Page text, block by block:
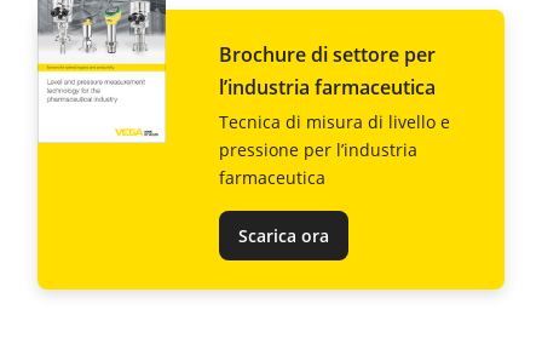
Brochure di settore per
l’industria farmaceutica
Tecnica di misura di livello e
pressione per l’industria
farmaceutica
Scarica ora